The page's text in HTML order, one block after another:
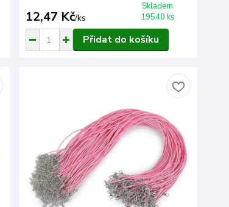
12,47 Kč/ks
Skladem
19540 ks
Přidat do košíku